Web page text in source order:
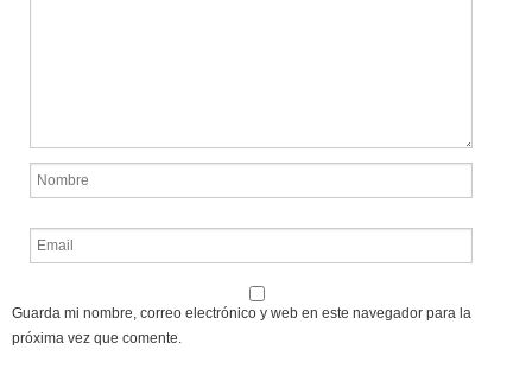
Guarda mi nombre, correo electrónico y web en este navegador para la
próxima vez que comente.